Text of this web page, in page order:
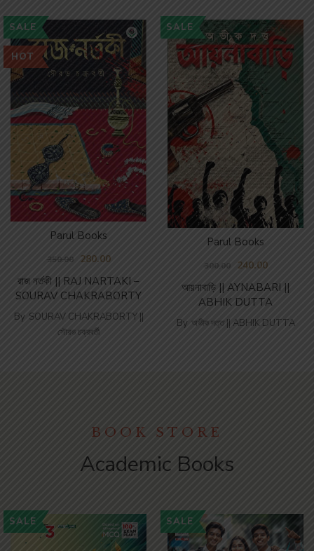
SALE
HOT
রাজ নর্তকী || RAJ NARTAKI –
SOURAV CHAKRABORTY
Parul Books
350.00 280.00
By SOURAV CHAKRABORTY ||
সৌরভ চক্রবর্তী
SALE
আয়নাবাড়ি || AYNABARI ||
ABHIK DUTTA
Parul Books
300.00 240.00
By অভীক দত্ত || ABHIK DUTTA
BOOK STORE
Academic Books
SALE SALE